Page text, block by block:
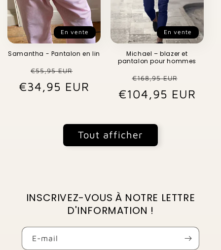
En vente
Samantha - Pantalon en lin
Prix
habituel
€55,95 EUR
promotionnel
€34,95 EUR
En vente
Michael – blazer et
pantalon pour hommes
Prix
habituel
€168,95 EUR
€104,95 EUR
Tout afficher
INSCRIVEZ-VOUS À NOTRE LETTRE
D'INFORMATION !
E-mail